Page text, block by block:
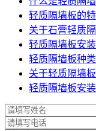
轻质隔墙板的
关于石膏轻质
轻质隔墙板安
轻质隔墙板种
关于轻质隔墙
轻质隔墙板安